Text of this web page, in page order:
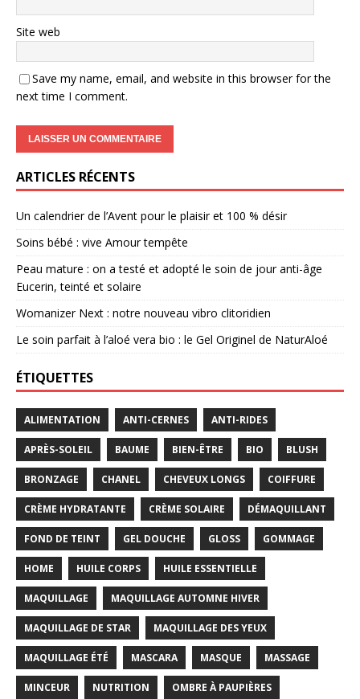
Site web
Save my name, email, and website in this browser for the
next time I comment.
ARTICLES RÉCENTS
Un calendrier de l’Avent pour le plaisir et 100 % désir
Soins bébé : vive Amour tempête
Peau mature : on a testé et adopté le soin de jour anti-âge
Eucerin, teinté et solaire
Womanizer Next : notre nouveau vibro clitoridien
Le soin parfait à l’aloé vera bio : le Gel Originel de NaturAloé
ÉTIQUETTES
ALIMENTATION ANTI-CERNES ANTI-RIDES
APRÈS-SOLEIL BAUME BIEN-ÊTRE BIO BLUSH
BRONZAGE CHANEL CHEVEUX LONGS COIFFURE
CRÈME HYDRATANTE CRÈME SOLAIRE DÉMAQUILLANT
FOND DE TEINT GEL DOUCHE GLOSS GOMMAGE
HOME HUILE CORPS HUILE ESSENTIELLE
MAQUILLAGE MAQUILLAGE AUTOMNE HIVER
MAQUILLAGE DE STAR MAQUILLAGE DES YEUX
MAQUILLAGE ÉTÉ MASCARA MASQUE MASSAGE
MINCEUR NUTRITION OMBRE À PAUPIÈRES